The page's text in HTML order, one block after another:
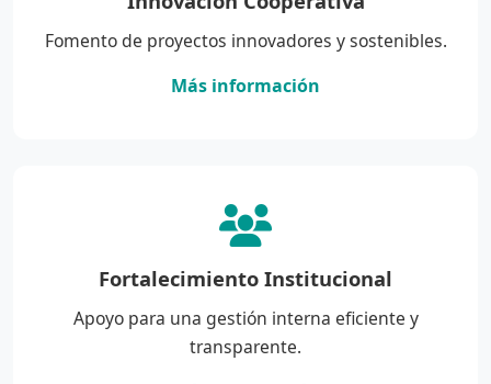
Fomento de proyectos innovadores y sostenibles.
Más información
Fortalecimiento Institucional
Apoyo para una gestión interna eficiente y
transparente.